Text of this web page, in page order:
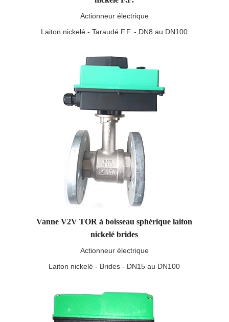
Actionneur électrique
Laiton nickelé - Taraudé F.F. - DN8 au DN100
Vanne V2V TOR à boisseau sphérique laiton
nickelé brides
Actionneur électrique
Laiton nickelé - Brides - DN15 au DN100